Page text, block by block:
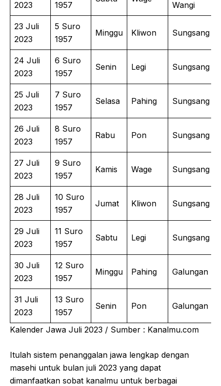
2023
1957
Wangi
23 Juli
2023
5 Suro
1957
Minggu Kliwon Sungsang
24 Juli
2023
6 Suro
1957
Senin Legi Sungsang
25 Juli
2023
7 Suro
1957
Selasa Pahing Sungsang
26 Juli
2023
8 Suro
1957
Rabu Pon Sungsang
27 Juli
2023
9 Suro
1957
Kamis Wage Sungsang
28 Juli
2023
10 Suro
1957
Jumat Kliwon Sungsang
29 Juli
2023
11 Suro
1957
Sabtu Legi Sungsang
30 Juli
2023
12 Suro
1957
Minggu Pahing Galungan
31 Juli
2023
13 Suro
1957
Senin Pon Galungan
Kalender Jawa Juli 2023 / Sumber : Kanalmu.com
Itulah sistem penanggalan jawa lengkap dengan
masehi untuk bulan juli 2023 yang dapat
dimanfaatkan sobat kanalmu untuk berbagai